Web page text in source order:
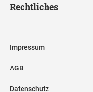
Rechtliches
Impressum
AGB
Datenschutz